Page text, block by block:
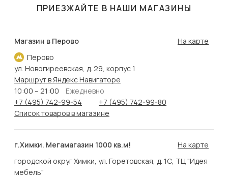
ПРИЕЗЖАЙТЕ В НАШИ МАГАЗИНЫ
Магазин в Перово
Перово
На карте
ул. Новогиреевская, д. 29, корпус 1
Маршрут в Яндекс Навигаторе
10:00 – 21:00
Ежедневно
+7 (495) 742-99-54
+7 (495) 742-99-80
Список товаров в магазине
г.Химки. Мегамагазин 1000 кв.м!
На карте
городской округ Химки, ул. Горетовская, д. 1С, ТЦ "Идея
мебель"